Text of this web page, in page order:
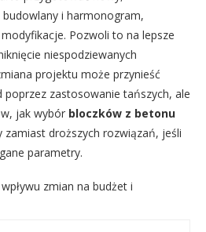
i harmonogram,
Pozwoli to na lepsze
niespodziewanych
projektu może przynieść
poprzez zastosowanie tańszych, ale
jak wybór bloczków z betonu
zamiast droższych rozwiązań, jeśli
parametry.
zmian na budżet i